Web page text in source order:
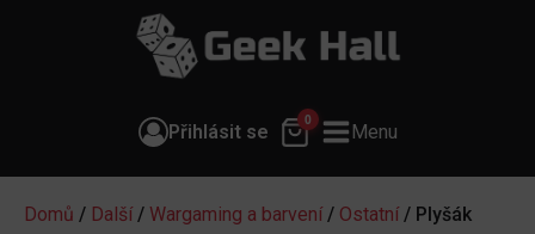
Přihlásit se
0
Menu
Domů / Další / Wargaming a barvení / Ostatní / Plyšák